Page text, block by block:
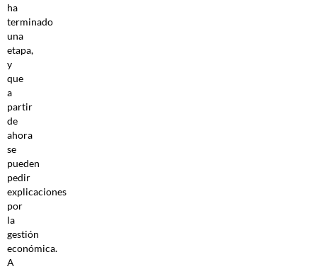
ha
terminado
una
etapa,
y
que
a
partir
de
ahora
se
pueden
pedir
explicaciones
por
la
gestión
económica.
A